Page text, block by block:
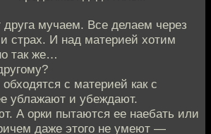
мучаем. Все делаем через
страх. И над материей хотим
так же…
с материей как с
ублажают и убеждают.
А орки пытаются ее наебать или
даже этого не умеют —